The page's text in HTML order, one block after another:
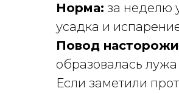
Норма: за неделю
усадка и
Повод
образовалась лужа
Если заметили